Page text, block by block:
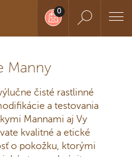
Manny
čisté rastlinné
a testovania
Mannami aj Vy
kvalitné a etické
o pokožku, ktorými